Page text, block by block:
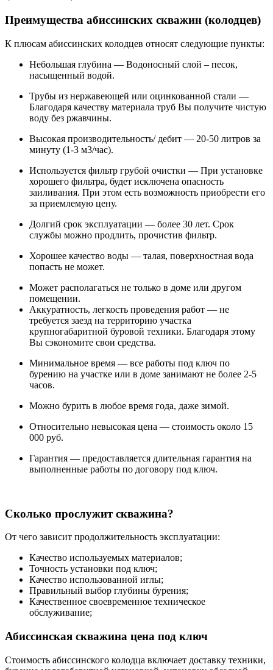
Преимущества абиссинских скважин (колодцев)
К плюсам абиссинских колодцев относят следующие пункты:
Небольшая глубина — Водоносный слой – песок,
насыщенный водой.
Трубы из нержавеющей или оцинкованной стали —
Благодаря качеству материала труб Вы получите чистую
воду без ржавчины.
Высокая производительность/ дебит — 20-50 литров за
минуту (1-3 м3/час).
Используется фильтр грубой очистки — При установке
хорошего фильтра, будет исключена опасность
заиливания. При этом есть возможность приобрести его
за приемлемую цену.
Долгий срок эксплуатации — более 30 лет. Срок
службы можно продлить, прочистив фильтр.
Хорошее качество воды — талая, поверхностная вода
попасть не может.
Может располагаться не только в доме или другом
помещении.
Аккуратность, легкость проведения работ — не
требуется заезд на территорию участка
крупногабаритной буровой техники. Благодаря этому
Вы сэкономите свои средства.
Минимальное время — все работы под ключ по
бурению на участке или в доме занимают не более 2-5
часов.
Можно бурить в любое время года, даже зимой.
Относительно невысокая цена — стоимость около 15
000 руб.
Гарантия — предоставляется длительная гарантия на
выполненные работы по договору под ключ.
Сколько прослужит скважина?
От чего зависит продолжительность эксплуатации:
Качество используемых материалов;
Точность установки под ключ;
Качество использованной иглы;
Правильный выбор глубины бурения;
Качественное своевременное техническое
обслуживание;
Абиссинская скважина цена под ключ
Стоимость абиссинского колодца включает доставку техники,